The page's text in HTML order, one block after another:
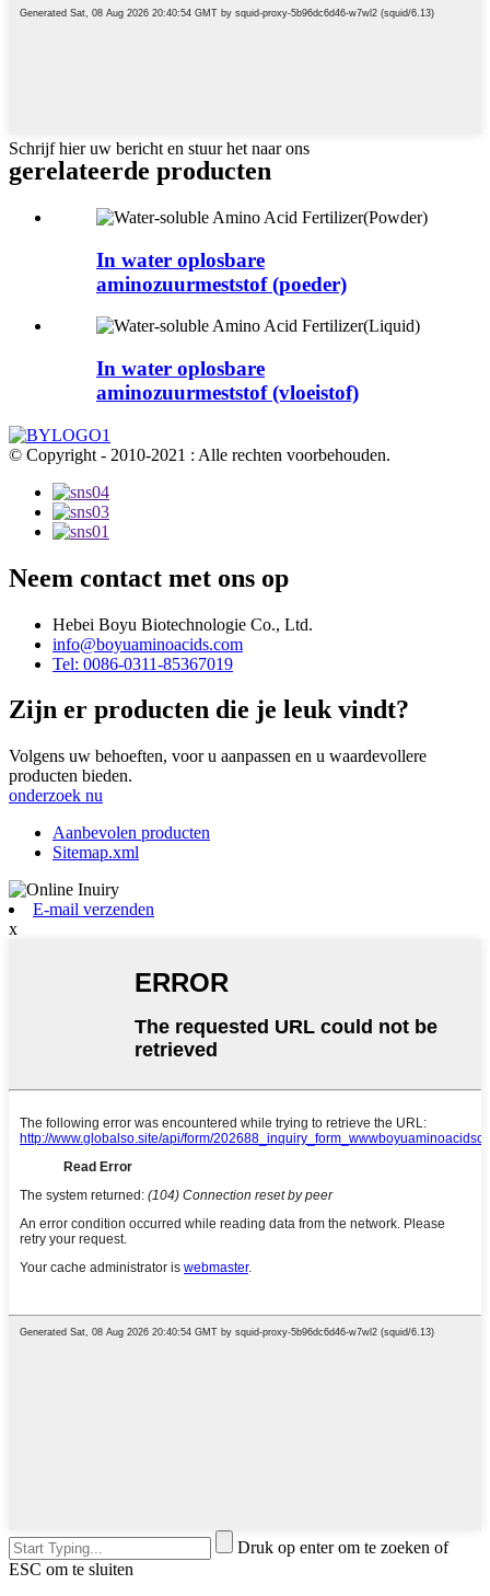
Schrijf hier uw bericht en stuur het naar ons
gerelateerde producten
In water oplosbare
aminozuurmeststof (poeder)
In water oplosbare
aminozuurmeststof (vloeistof)
© Copyright - 2010-2021 : Alle rechten voorbehouden.
Neem contact met ons op
Hebei Boyu Biotechnologie Co., Ltd.
info@boyuaminoacids.com
Tel: 0086-0311-85367019
Zijn er producten die je leuk vindt?
Volgens uw behoeften, voor u aanpassen en u waardevollere
producten bieden.
onderzoek nu
Aanbevolen producten
Sitemap.xml
E-mail verzenden
x
Druk op enter om te zoeken of
ESC om te sluiten